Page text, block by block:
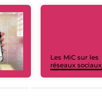
Les MiC sur les
réseaux sociaux